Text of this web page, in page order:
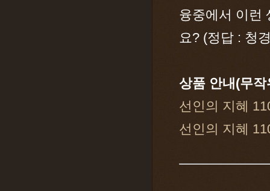
융중에서 이런
요? (정답 : 청
상품 안내(무작
선인의 지혜
선인의 지혜